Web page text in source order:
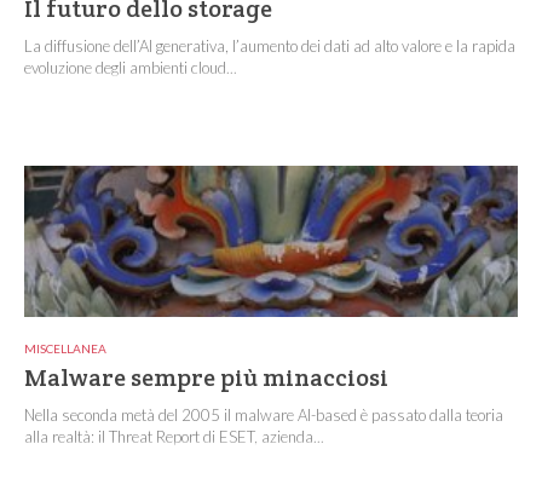
Il futuro dello storage
La diffusione dell’AI generativa, l’aumento dei dati ad alto valore e la rapida
evoluzione degli ambienti cloud...
MISCELLANEA
Malware sempre più minacciosi
Nella seconda metà del 2005 il malware AI-based è passato dalla teoria
alla realtà: il Threat Report di ESET, azienda...